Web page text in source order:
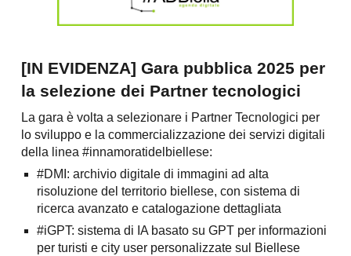
[IN EVIDENZA] Gara pubblica 2025 per
la selezione dei Partner tecnologici
La gara è volta a selezionare i Partner Tecnologici per
lo sviluppo e la commercializzazione dei servizi digitali
della linea #innamoratidelbiellese:
#DMI: archivio digitale di immagini ad alta
risoluzione del territorio biellese, con sistema di
ricerca avanzato e catalogazione dettagliata
#iGPT: sistema di IA basato su GPT per informazioni
per turisti e city user personalizzate sul Biellese